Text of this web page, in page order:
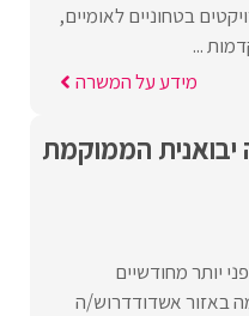
בטחוניים לאומיים,
...
מידע על המשרה
הממוקמת
יותר מחודשיים
באזור אשדודדרוש/ה